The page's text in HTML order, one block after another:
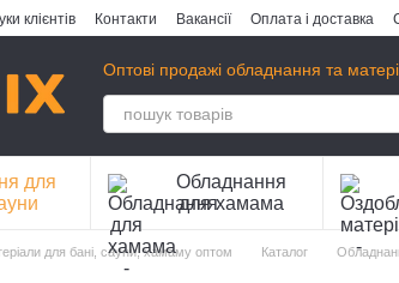
клієнтів Контакти Вакансії Оплата і доставка
Оптові продажі обладнання та
для
Обладнання
для хамама
для бані, сауни, хамаму оптом Каталог